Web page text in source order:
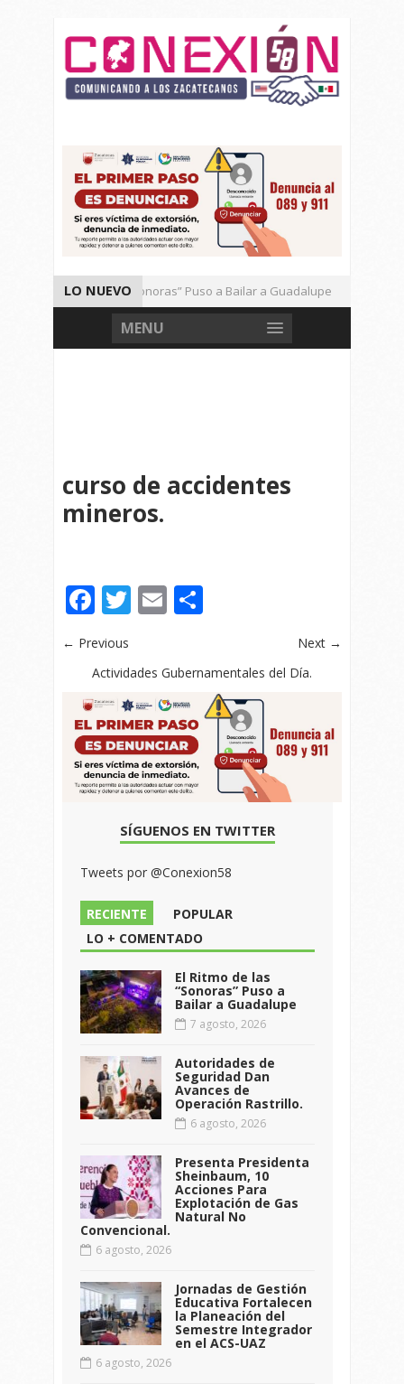
LO NUEVO
El Ritmo de las “Sonoras” Puso a Bailar a Guadalupe
Vencen los Mineros a Correcaminos 95-76
Gran Festival
MENU
curso de accidentes
mineros.
Facebook
Twitter
Email
← Previous
Next →
Actividades Gubernamentales del Día.
SÍGUENOS EN TWITTER
Tweets por @Conexion58
RECIENTE
POPULAR
LO + COMENTADO
El Ritmo de las
“Sonoras” Puso a
Bailar a Guadalupe
7 agosto, 2026
Autoridades de
Seguridad Dan
Avances de
Operación Rastrillo.
6 agosto, 2026
Presenta Presidenta
Sheinbaum, 10
Acciones Para
Explotación de Gas
Natural No
Convencional.
6 agosto, 2026
Jornadas de Gestión
Educativa Fortalecen
la Planeación del
Semestre Integrador
en el ACS-UAZ
6 agosto, 2026